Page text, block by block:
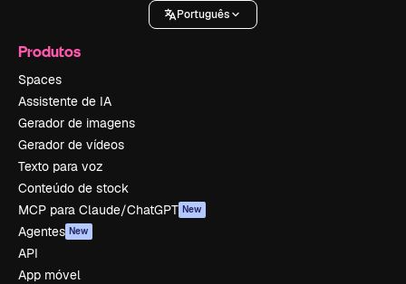
Português
Produtos
Spaces
Assistente de IA
Gerador de imagens
Gerador de vídeos
Texto para voz
Conteúdo de stock
MCP para Claude/ChatGPT New
Agentes New
API
App móvel